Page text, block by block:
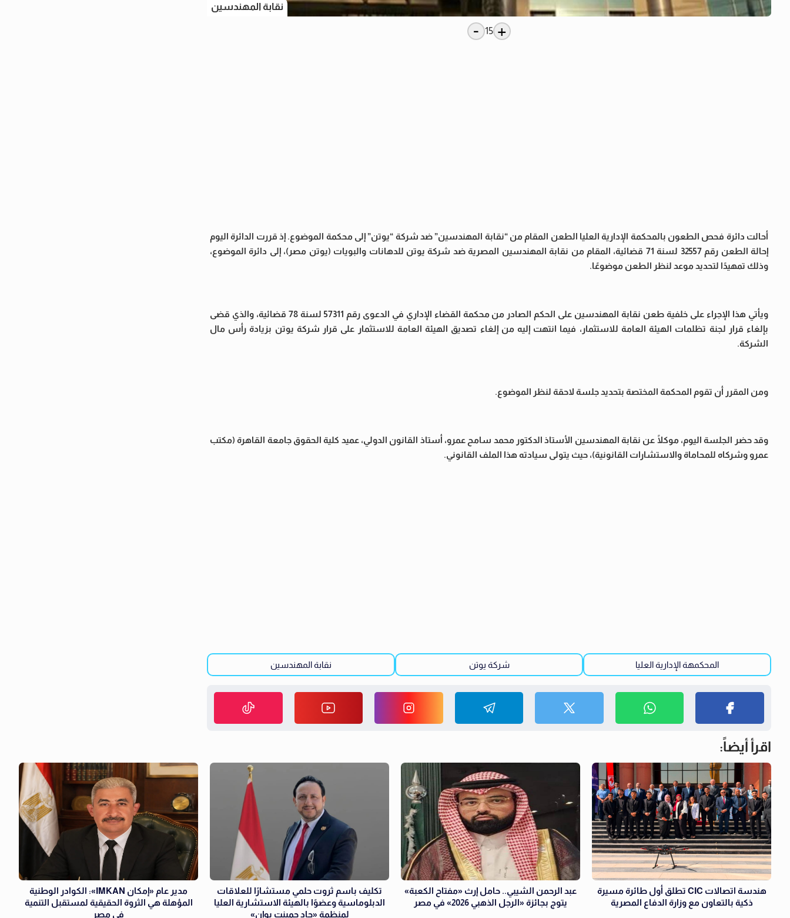
نقابة المهندسين
+
15
-
أحالت دائرة فحص الطعون بالمحكمة الإدارية العليا الطعن المقام من “نقابة المهندسين” ضد شركة “يوتن” إلى محكمة الموضوع. إذ قررت الدائرة اليوم
إحالة الطعن رقم 32557 لسنة 71 قضائية، المقام من نقابة المهندسين المصرية ضد شركة يوتن للدهانات والبويات (يوتن مصر)، إلى دائرة الموضوع،
وذلك تمهيدًا لتحديد موعد لنظر الطعن موضوعًا.
ويأتي هذا الإجراء على خلفية طعن نقابة المهندسين على الحكم الصادر من محكمة القضاء الإداري في الدعوى رقم 57311 لسنة 78 قضائية، والذي قضى
بإلغاء قرار لجنة تظلمات الهيئة العامة للاستثمار، فيما انتهت إليه من إلغاء تصديق الهيئة العامة للاستثمار على قرار شركة يوتن بزيادة رأس مال
الشركة.
ومن المقرر أن تقوم المحكمة المختصة بتحديد جلسة لاحقة لنظر الموضوع.
وقد حضر الجلسة اليوم، موكلًا عن نقابة المهندسين الأستاذ الدكتور محمد سامح عمرو، أستاذ القانون الدولي، عميد كلية الحقوق جامعة القاهرة (مكتب
عمرو وشركاه للمحاماة والاستشارات القانونية)، حيث يتولى سيادته هذا الملف القانوني.
المحكمهة الإدارية العليا شركة يوتن نقابة المهندسين
اقرأ أيضاً:
هندسة اتصالات CIC تطلق أول طائرة مسيرة
ذكية بالتعاون مع وزارة الدفاع المصرية
عبد الرحمن الشيبي.. حامل إرث «مفتاح الكعبة»
يتوج بجائزة «الرجل الذهبي 2026» في مصر
تكليف باسم ثروت حلمي مستشارًا للعلاقات
الدبلوماسية وعضوًا بالهيئة الاستشارية العليا
لمنظمة «جاد جمينت يوإن»
مدير عام «إمكان IMKAN»: الكوادر الوطنية
المؤهلة هي الثروة الحقيقية لمستقبل التنمية
في مصر